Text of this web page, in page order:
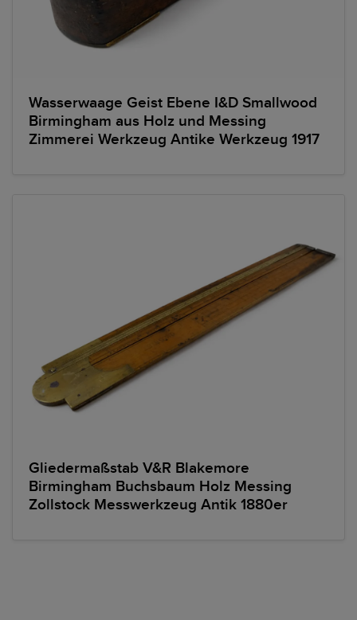
Wasserwaage Geist Ebene I&D Smallwood
Birmingham aus Holz und Messing
Zimmerei Werkzeug Antike Werkzeug 1917
Gliedermaßstab V&R Blakemore
Birmingham Buchsbaum Holz Messing
Zollstock Messwerkzeug Antik 1880er